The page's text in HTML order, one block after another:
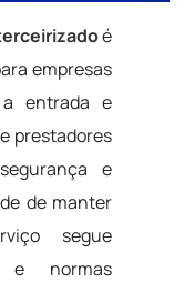
é
empresas
entrada e
prestadores
e
de manter
segue
e normas